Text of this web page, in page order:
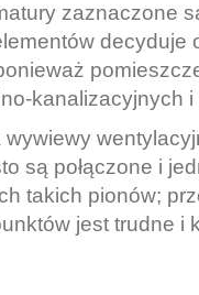
zaznaczone
decyduje
kanalizacyjnych
są połączone i
takich pionów;
jest trudne i